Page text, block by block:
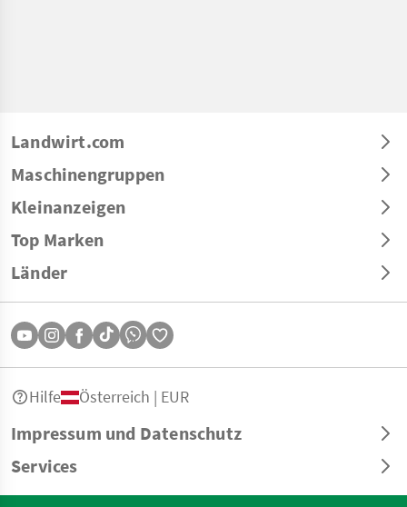
Landwirt.com
Maschinengruppen
Kleinanzeigen
Top Marken
Länder
Impressum und Datenschutz
Services
Hilfe Österreich | EUR